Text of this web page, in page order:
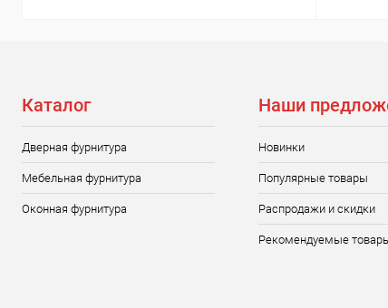
Каталог
Дверная фурнитура
Мебельная фурнитура
Оконная фурнитура
Наши
Новинки
Популярные товары
Распродажи и скидки
Рекомендуемые